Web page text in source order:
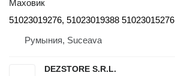
Маховик
51023019276, 51023019388 51023015276
Румыния, Suceava
DEZSTORE S.R.L.